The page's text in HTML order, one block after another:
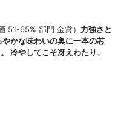
51-65% 部門 金賞） 力強さと
かな味わいの奥に一本の芯
冷やしてこそ冴えわたり、